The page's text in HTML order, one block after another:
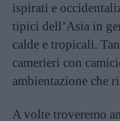
ispirati e
tipici dell’Asia in
calde e tropicali.
camerieri con
ambientazione che
A volte troveremo